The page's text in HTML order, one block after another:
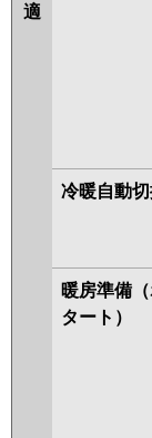
適
冷暖自動
暖房準備
タート）